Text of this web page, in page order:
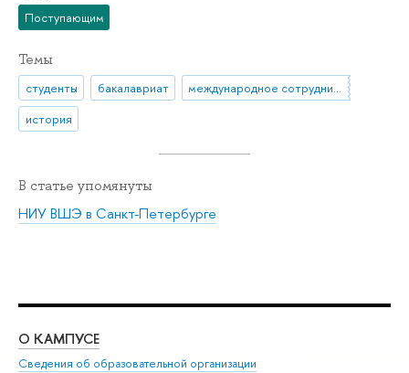
Поступающим
Темы
студенты бакалавриат
международное сотрудничество
история
В статье упомянуты
НИУ ВШЭ в Санкт-Петербурге
О КАМПУСЕ
Сведения об образовательной организации